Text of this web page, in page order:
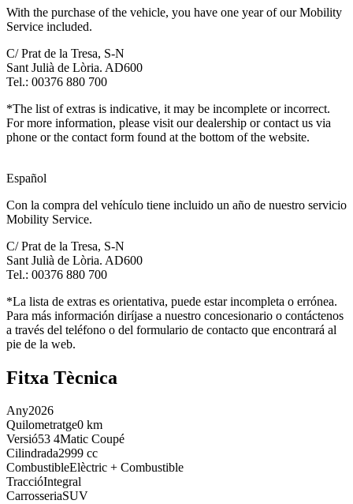
With the purchase of the vehicle, you have one year of our Mobility
Service included.
C/ Prat de la Tresa, S-N
Sant Julià de Lòria. AD600
Tel.: 00376 880 700
*The list of extras is indicative, it may be incomplete or incorrect.
For more information, please visit our dealership or contact us via
phone or the contact form found at the bottom of the website.
Español
Con la compra del vehículo tiene incluido un año de nuestro servicio
Mobility Service.
C/ Prat de la Tresa, S-N
Sant Julià de Lòria. AD600
Tel.: 00376 880 700
*La lista de extras es orientativa, puede estar incompleta o errónea.
Para más información diríjase a nuestro concesionario o contáctenos
a través del teléfono o del formulario de contacto que encontrará al
pie de la web.
Fitxa Tècnica
Any2026
Quilometratge0 km
Versió53 4Matic Coupé
Cilindrada2999 cc
CombustibleElèctric + Combustible
TraccióIntegral
CarrosseriaSUV